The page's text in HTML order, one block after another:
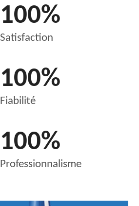
100%
Satisfaction
100%
Fiabilité
100%
Professionnalisme